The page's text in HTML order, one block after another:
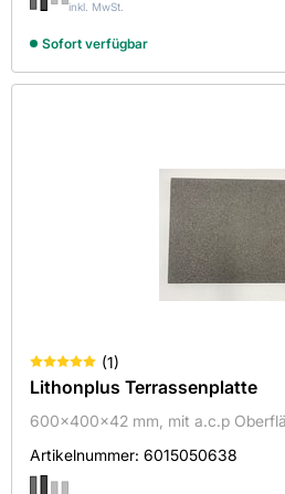
3x19
50x12x3
140x2,5
200x200x80
Bodenbelag
Artikeltyp
Ausgleichsring
Baumscheibe
Bedarf pro m²
2,8
4
inkl. MwSt.
Sofort verfügbar
(1)
Lithonplus Terrassenplatte
600x400x42 mm, mit a.c.p
Artikelnummer: 6015050638